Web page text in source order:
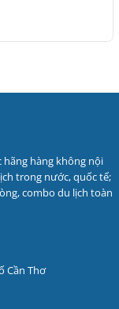
hãng hàng không nội
trong nước, quốc tế;
combo du lịch toàn
Cần Thơ